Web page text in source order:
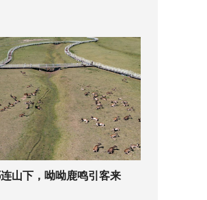
山下，呦呦鹿鸣引客来